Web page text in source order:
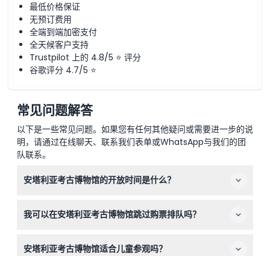
最低价格保证
无预订费用
全端到端加密支付
全天候客户支持
Trustpilot 上的 4.8/5 ⭐ 评分
谷歌评分 4.7/5 ⭐
常见问题解答
以下是一些常见问题。如果您有任何其他疑问或需要进一步的说
明，请通过在线聊天、联系我们表单或WhatsApp与我们的团
队联系。
安塔利亚考古博物馆的开放时间是什么？
放，在11月1日至次年3月31日期间上午8:30至下午5:30开放
我可以在安塔利亚考古博物馆跳过购票排队吗？
证可直接入场，免去排队购票的烦恼。
安塔利亚考古博物馆适合儿童参观吗？